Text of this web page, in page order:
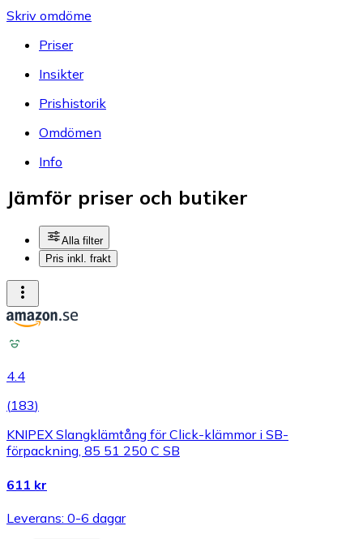
Skriv omdöme
Priser
Insikter
Prishistorik
Omdömen
Info
Jämför priser och butiker
Alla filter
Pris inkl. frakt
4.4
(183)
KNIPEX Slangklämtång för Click-klämmor i SB-
förpackning, 85 51 250 C SB
611 kr
Leverans: 0-6 dagar